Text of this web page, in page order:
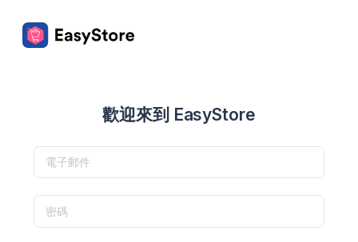
歡迎來到 EasyStore